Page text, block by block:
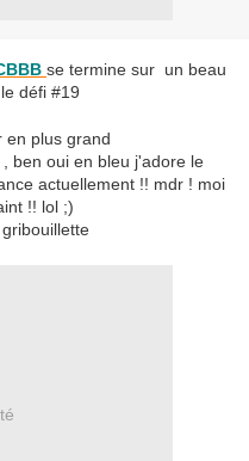
se termine sur un beau
défi #19
en plus grand
ben oui en bleu j'adore le
actuellement !! mdr ! moi
!! lol ;)